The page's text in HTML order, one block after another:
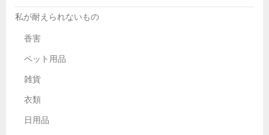
私が耐えられないもの
香害
ペット用品
雑貨
衣類
日用品